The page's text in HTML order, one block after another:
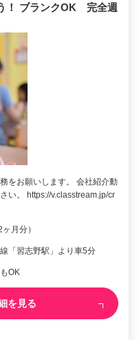
！ ブランクOK 完全週
をお願いします。 会社紹介動
い。 https://v.classtream.jp/cr
月分）
「習志野駅」より車5分
OK
を見る